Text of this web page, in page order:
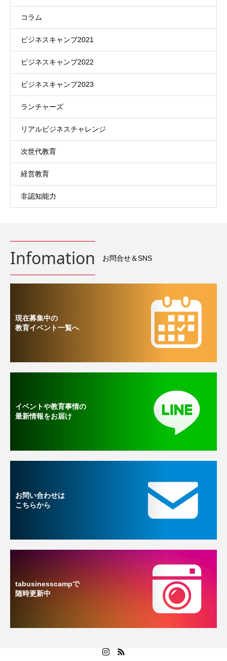
コラム
ビジネスキャンプ2021
ビジネスキャンプ2022
ビジネスキャンプ2023
ランチャーズ
リアルビジネスチャレンジ
次世代教育
経営教育
非認知能力
Infomation お問合せ＆SNS
現在募集中の
教育イベント一覧へ
イベントや教育事情の
最新情報をお届け
お問い合わせは
こちらから
tabusinesscampで
随時更新中